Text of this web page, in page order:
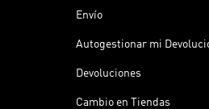
Envío
Autogestionar mi
Devoluciones
Cambio en Tiendas